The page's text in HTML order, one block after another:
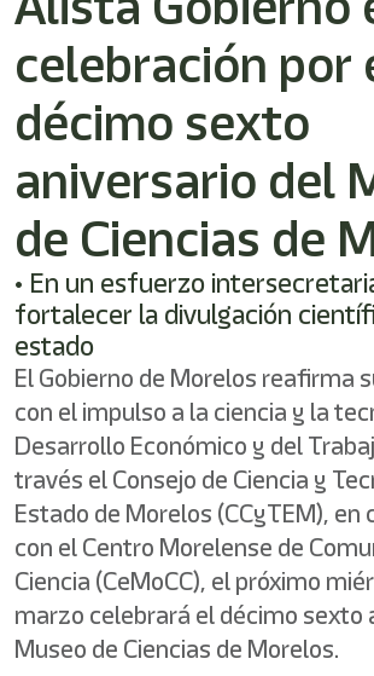
activates
screen
help
you
navigate
interact
the
content.
celebración por
décimo sexto
aniversario del
de Ciencias de
• En un esfuerzo
fortalecer la divulgación
estado
El Gobierno de Morelos reafirma
con el impulso a la ciencia y la
Desarrollo Económico y del
través el Consejo de Ciencia y
Estado de Morelos (CCyTEM), en
con el Centro Morelense de
Ciencia (CeMoCC), el próximo
marzo celebrará el décimo sexto
Museo de Ciencias de Morelos.